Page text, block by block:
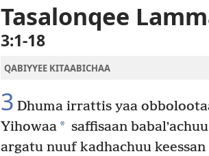
Tasalonqee
3:1-18
QABIYYEE KITAABICHAA
3 Dhuma irrattis yaa
Yihowaa* saffisaan
argatu nuuf kadhachuu